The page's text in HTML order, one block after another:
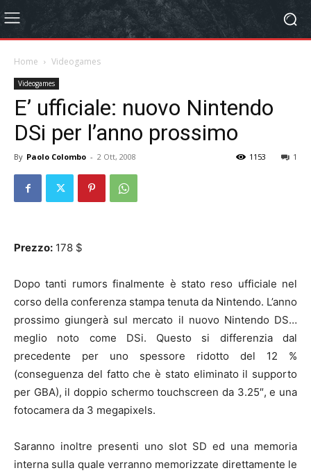
Home Videogames
Videogames
E’ ufficiale: nuovo Nintendo
DSi per l’anno prossimo
By Paolo Colombo - 2 Ott, 2008 1
1153
Prezzo: 178 $
Dopo tanti rumors finalmente è stato reso ufficiale nel
corso della conferenza stampa tenuta da Nintendo. L’anno
prossimo giungerà sul mercato il nuovo Nintendo DS…
meglio noto come DSi. Questo si differenzia dal
precedente per uno spessore ridotto del 12 %
(conseguenza del fatto che è stato eliminato il supporto
per GBA), il doppio schermo touchscreen da 3.25″, e una
fotocamera da 3 megapixels.
Saranno inoltre presenti uno slot SD ed una memoria
interna sulla quale verranno memorizzate direttamente le